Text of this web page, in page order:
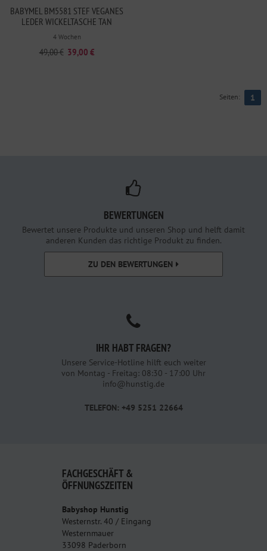
BABYMEL BM5581 STEF VEGANES
LEDER WICKELTASCHE TAN
4 Wochen
49,00 € 39,00 €
Seiten: 1
BEWERTUNGEN
Bewertet unsere Produkte und unseren Shop und helft damit
anderen Kunden das richtige Produkt zu finden.
ZU DEN BEWERTUNGEN
IHR HABT FRAGEN?
Unsere Service-Hotline hilft euch weiter
von Montag - Freitag: 08:30 - 17:00 Uhr
info@hunstig.de
TELEFON: +49 5251 22664
FACHGESCHÄFT &
ÖFFNUNGSZEITEN
Babyshop Hunstig
Westernstr. 40 / Eingang
Westernmauer
33098 Paderborn